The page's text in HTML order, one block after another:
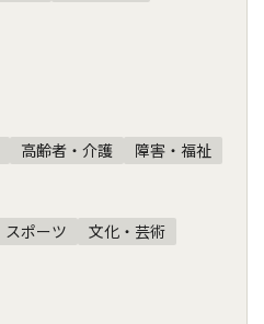
高齢者・介護 障害・福祉
スポーツ 文化・芸術